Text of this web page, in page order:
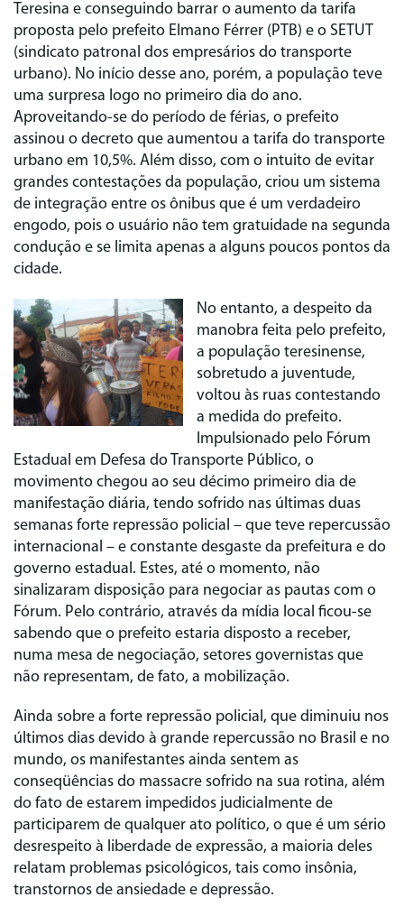
Teresina e conseguindo barrar o aumento da tarifa
proposta pelo prefeito Elmano Férrer (PTB) e o SETUT
(sindicato patronal dos empresários do transporte
urbano). No início desse ano, porém, a população teve
uma surpresa logo no primeiro dia do ano.
Aproveitando-se do período de férias, o prefeito
assinou o decreto que aumentou a tarifa do transporte
urbano em 10,5%. Além disso, com o intuito de evitar
grandes contestações da população, criou um sistema
de integração entre os ônibus que é um verdadeiro
engodo, pois o usuário não tem gratuidade na segunda
condução e se limita apenas a alguns poucos pontos da
cidade.
No entanto, a despeito da
manobra feita pelo prefeito,
a população teresinense,
sobretudo a juventude,
voltou às ruas contestando
a medida do prefeito.
Impulsionado pelo Fórum
Estadual em Defesa do Transporte Público, o
movimento chegou ao seu décimo primeiro dia de
manifestação diária, tendo sofrido nas últimas duas
semanas forte repressão policial – que teve repercussão
internacional – e constante desgaste da prefeitura e do
governo estadual. Estes, até o momento, não
sinalizaram disposição para negociar as pautas com o
Fórum. Pelo contrário, através da mídia local ficou-se
sabendo que o prefeito estaria disposto a receber,
numa mesa de negociação, setores governistas que
não representam, de fato, a mobilização.
Ainda sobre a forte repressão policial, que diminuiu nos
últimos dias devido à grande repercussão no Brasil e no
mundo, os manifestantes ainda sentem as
conseqüências do massacre sofrido na sua rotina, além
do fato de estarem impedidos judicialmente de
participarem de qualquer ato político, o que é um sério
desrespeito à liberdade de expressão, a maioria deles
relatam problemas psicológicos, tais como insônia,
transtornos de ansiedade e depressão.